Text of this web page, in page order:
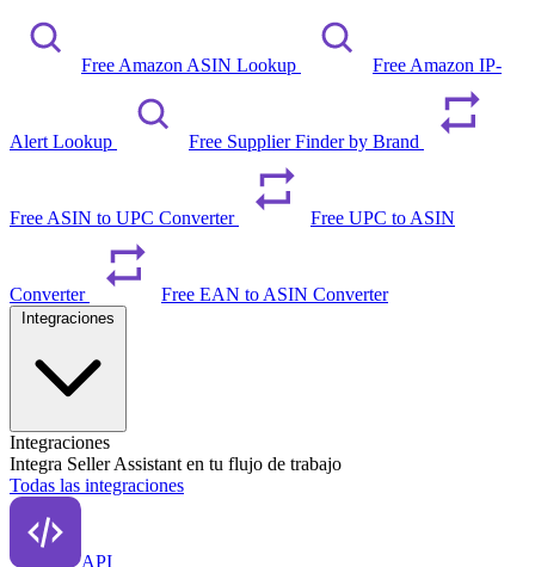
Free Amazon ASIN Lookup Free Amazon IP-
Alert Lookup Free Supplier Finder by Brand
Free ASIN to UPC Converter Free UPC to ASIN
Converter Free EAN to ASIN Converter
Integraciones
Integra Seller Assistant en tu flujo de trabajo
Todas las integraciones
API